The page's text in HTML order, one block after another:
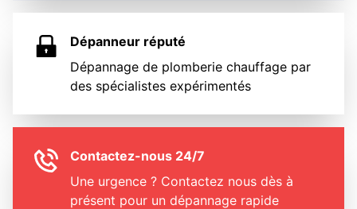
Dépanneur réputé
Dépannage de plomberie chauffage par
des spécialistes expérimentés
Contactez-nous 24/7
Une urgence ? Contactez nous dès à
présent pour un dépannage rapide